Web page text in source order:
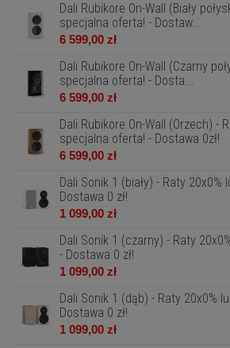
Dali Rubikore On-Wall (Biały
specjalna oferta! - Dostaw...
6 599,00 zł
Dali Rubikore On-Wall (Czarny
specjalna oferta! - Dosta...
6 599,00 zł
Dali Rubikore On-Wall (Orzech) -
specjalna oferta! - Dostawa 0zł!
6 599,00 zł
Dali Sonik 1 (biały) - Raty
Dostawa 0 zł!
1 099,00 zł
Dali Sonik 1 (czarny) - Raty
- Dostawa 0 zł!
1 099,00 zł
Dali Sonik 1 (dąb) - Raty 20x0%
Dostawa 0 zł!
1 099,00 zł